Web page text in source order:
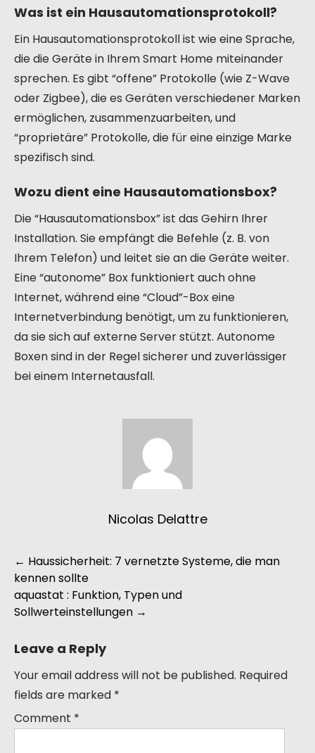
Was ist ein Hausautomationsprotokoll?
Ein Hausautomationsprotokoll ist wie eine Sprache,
die die Geräte in Ihrem Smart Home miteinander
sprechen. Es gibt “offene” Protokolle (wie Z-Wave
oder Zigbee), die es Geräten verschiedener Marken
ermöglichen, zusammenzuarbeiten, und
“proprietäre” Protokolle, die für eine einzige Marke
spezifisch sind.
Wozu dient eine Hausautomationsbox?
Die “Hausautomationsbox” ist das Gehirn Ihrer
Installation. Sie empfängt die Befehle (z. B. von
Ihrem Telefon) und leitet sie an die Geräte weiter.
Eine “autonome” Box funktioniert auch ohne
Internet, während eine “Cloud”-Box eine
Internetverbindung benötigt, um zu funktionieren,
da sie sich auf externe Server stützt. Autonome
Boxen sind in der Regel sicherer und zuverlässiger
bei einem Internetausfall.
Nicolas Delattre
← Haussicherheit: 7 vernetzte Systeme, die man
kennen sollte
aquastat : Funktion, Typen und
Sollwerteinstellungen →
Leave a Reply
Your email address will not be published. Required
fields are marked *
Comment *